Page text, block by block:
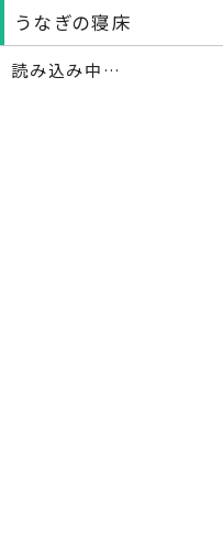
うなぎの寝床
読み込み中…